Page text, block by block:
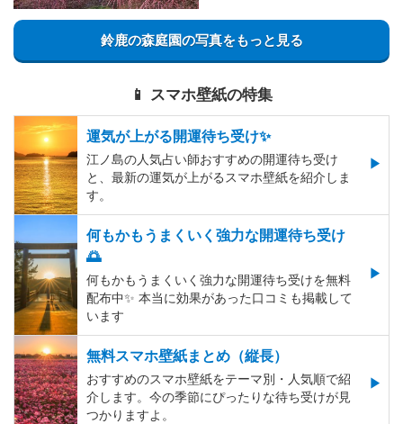
鈴鹿の森庭園の写真をもっと見る
📱 スマホ壁紙の特集
運気が上がる開運待ち受け✨
江ノ島の人気占い師おすすめの開運待ち受け
と、最新の運気が上がるスマホ壁紙を紹介しま
す。
何もかもうまくいく強力な開運待ち受け
🌅
何もかもうまくいく強力な開運待ち受けを無料
配布中✨️ 本当に効果があった口コミも掲載して
います
無料スマホ壁紙まとめ（縦長）
おすすめのスマホ壁紙をテーマ別・人気順で紹
介します。今の季節にぴったりな待ち受けが見
つかりますよ。